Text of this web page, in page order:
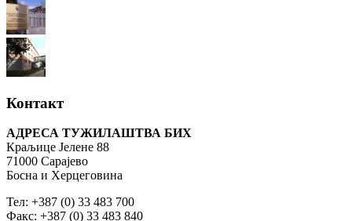
Контакт
АДРЕСА ТУЖИЛАШТВА БИХ
Краљице Јелене 88
71000 Сарајево
Босна и Херцеговина
Тел: +387 (0) 33 483 700
Факс: +387 (0) 33 483 840